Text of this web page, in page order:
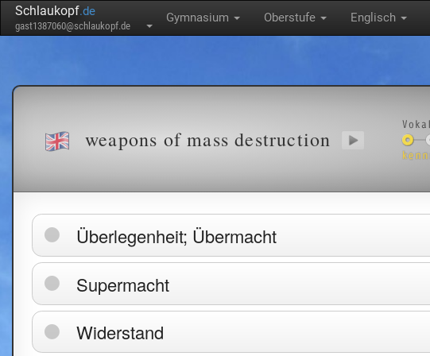
Schlaukopf.de
gast1387060@schlaukopf.de
Gymnasium Oberstufe Englisch
weapons of mass destruction
Überlegenheit; Übermacht
Supermacht
Widerstand